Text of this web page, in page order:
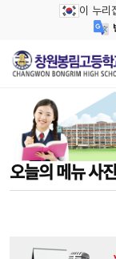
이 누리
오늘의 메뉴 사진